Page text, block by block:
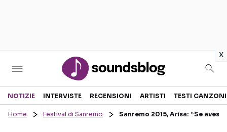
x
Sezioni
NOTIZIE INTERVISTE RECENSIONI ARTISTI TESTI CANZONI
Home Festival di Sanremo Sanremo 2015, Arisa: “Se